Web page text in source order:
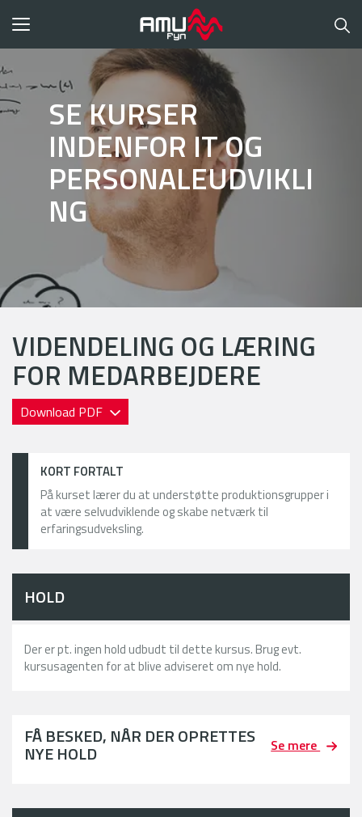
Toggle
SE KURSER
INDENFOR IT OG
PERSONALEUDVIKLI
NG
VIDENDELING OG LÆRING
FOR MEDARBEJDERE
Download PDF
KORT FORTALT
På kurset lærer du at understøtte produktionsgrupper i
at være selvudviklende og skabe netværk til
erfaringsudveksling.
HOLD
Der er pt. ingen hold udbudt til dette kursus. Brug evt.
kursusagenten for at blive adviseret om nye hold.
FÅ BESKED, NÅR DER OPRETTES
NYE HOLD Se mere